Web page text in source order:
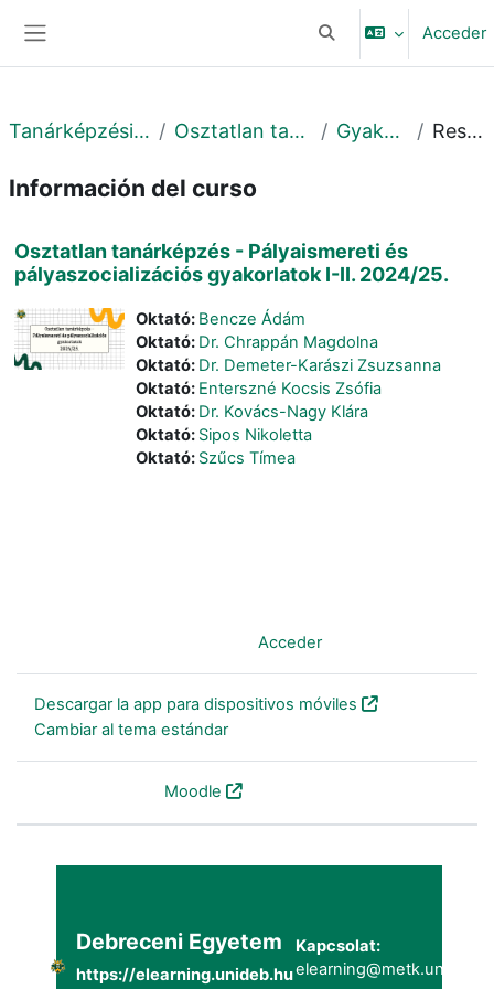
Selector de búsqueda
Acceder
Tanárképzési Központ Osztatlan tanárképzés Gyakorlatok Resumen
Información del curso
Osztatlan tanárképzés - Pályaismereti és
pályaszocializációs gyakorlatok I-II. 2024/25.
Oktató: Bencze Ádám
Oktató: Dr. Chrappán Magdolna
Oktató: Dr. Demeter-Karászi Zsuzsanna
Oktató: Enterszné Kocsis Zsófia
Oktató: Dr. Kovács-Nagy Klára
Oktató: Sipos Nikoletta
Oktató: Szűcs Tímea
Acceder)
Descargar la app para dispositivos móviles
Cambiar al tema estándar
Moodle
Debreceni Egyetem
https://elearning.unideb.hu
Kapcsolat: